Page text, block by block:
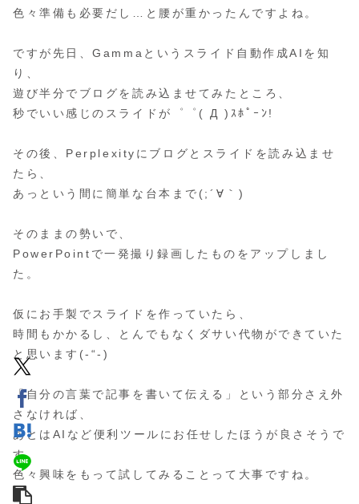
色々準備も必要だし…と腰が重かったんですよね。
ですが先日、Gammaというスライド自動作成AIを知
り、
遊び半分でブログを読み込ませてみたところ、
秒でいい感じのスライドが゜゜( Д )ｽﾎﾟｰﾝ!
その後、Perplexityにブログとスライドを読み込ませ
たら、
あっという間に簡単な台本まで(;´∀｀)
そのままの勢いで、
PowerPointで一発撮り録画したものをアップしまし
た。
仮にお手製でスライドを作っていたら、
時間もかかるし、とんでもなくダサい代物ができていた
と思います(-“-)
「自分の言葉で記事を書いて伝える」という部分さえ外
さなければ、
あとはAIなど便利ツールにお任せしたほうが良さそうで
す。
色々興味をもって試してみることって大事ですね。